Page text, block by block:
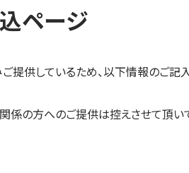
ページ
提供しているため、以下情報のご記
係の方へのご提供は控えさせて頂い